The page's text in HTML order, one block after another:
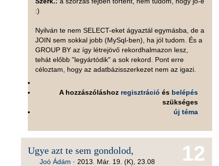
:)
Nyilván te nem SELECT-eket ágyaztál egymásba, de a
JOIN sem sokkal jobb (MySql-ben), ha jól tudom. És a
GROUP BY az így létrejövő rekordhalmazon lesz,
tehát előbb "legyártódik" a sok rekord. Pont erre
céloztam, hogy az adatbázisszerkezet nem az igazi.
A hozzászóláshoz regisztráció és belépés
szükséges
új téma
12
Ugye azt te sem gondolod,
Joó Ádám · 2013. Már. 19. (K), 23.08